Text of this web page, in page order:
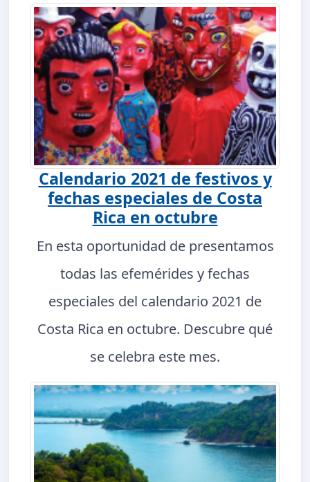
Calendario 2021 de festivos y
fechas especiales de Costa
Rica en octubre
En esta oportunidad de presentamos
todas las efemérides y fechas
especiales del calendario 2021 de
Costa Rica en octubre. Descubre qué
se celebra este mes.